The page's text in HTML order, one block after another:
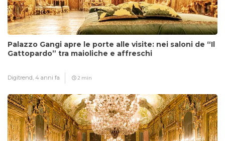
Palazzo Gangi apre le porte alle visite: nei saloni de “Il
Gattopardo” tra maioliche e affreschi
Digitrend, 4 anni fa 2 min